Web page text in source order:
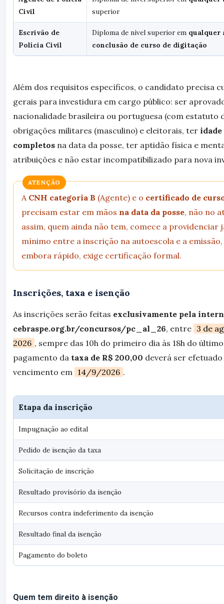
Civil
superior
Escrivão de
Polícia Civil
Diploma de nível superior em qualquer
conclusão de curso de digitação
Além dos requisitos específicos, o candidato precisa
gerais para investidura em cargo público: ser
nacionalidade brasileira ou portuguesa (com estatuto
obrigações militares (masculino) e eleitorais, ter idade
completos na data da posse, ter aptidão física e
atribuições e não estar incompatibilizado para nova
ATENÇÃO
A CNH categoria B (Agente) e o certificado de
precisam estar em mãos na data da posse, não no
assim, quem ainda não tem, comece a providenciar
mínimo entre a inscrição na autoescola e a
embora rápido, exige certificação formal.
Inscrições, taxa e isenção
As inscrições serão feitas exclusivamente pela
cebraspe.org.br/concursos/pc_al_26, entre 3 de
2026 , sempre das 10h do primeiro dia às 18h do
pagamento da taxa de R$ 200,00 deverá ser
vencimento em 14/9/2026 .
Etapa da inscrição
Impugnação ao edital
Pedido de isenção da taxa
Solicitação de inscrição
Resultado provisório da isenção
Recursos contra indeferimento da isenção
Resultado final da isenção
Pagamento do boleto
Quem tem direito à isenção